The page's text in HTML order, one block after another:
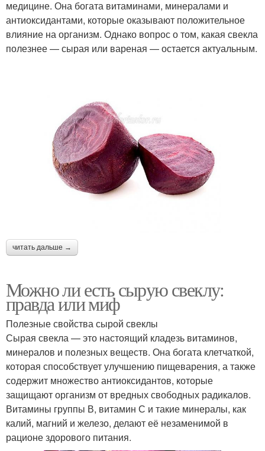
медицине. Она богата витаминами, минералами и
антиоксидантами, которые оказывают положительное
влияние на организм. Однако вопрос о том, какая свекла
полезнее — сырая или вареная — остается актуальным.
читать дальше →
Можно ли есть сырую свеклу:
правда или миф
Полезные свойства сырой свеклы
Сырая свекла — это настоящий кладезь витаминов,
минералов и полезных веществ. Она богата клетчаткой,
которая способствует улучшению пищеварения, а также
содержит множество антиоксидантов, которые
защищают организм от вредных свободных радикалов.
Витамины группы В, витамин С и такие минералы, как
калий, магний и железо, делают её незаменимой в
рационе здорового питания.